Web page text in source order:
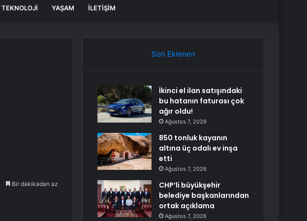
TEKNOLOJI YAŞAM İLETIŞIM
Bir dakikadan az
Son Eklenen
İkinci el ilan satışındaki
bu hatanın faturası çok
ağır oldu!
Ağustos 7, 2026
850 tonluk kayanın
altına üç odalı ev inşa
etti
Ağustos 7, 2026
CHP’li büyükşehir
belediye başkanlarından
ortak açıklama
Ağustos 7, 2026